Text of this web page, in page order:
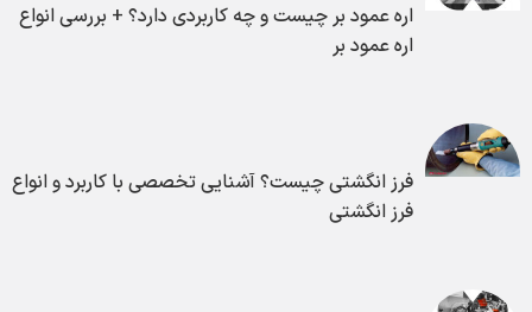
اره عمود بر چیست و چه کاربردی دارد؟ + بررسی انواع
اره عمود بر
فرز انگشتی چیست؟ آشنایی تخصصی با کاربرد و انواع
فرز انگشتی